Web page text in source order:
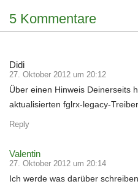
5 Kommentare
Didi
27. Oktober 2012 um 20:12
Über einen Hinweis Deinerseits
aktualisierten fglrx-legacy-
Reply
Valentin
27. Oktober 2012 um 20:14
Ich werde was darüber